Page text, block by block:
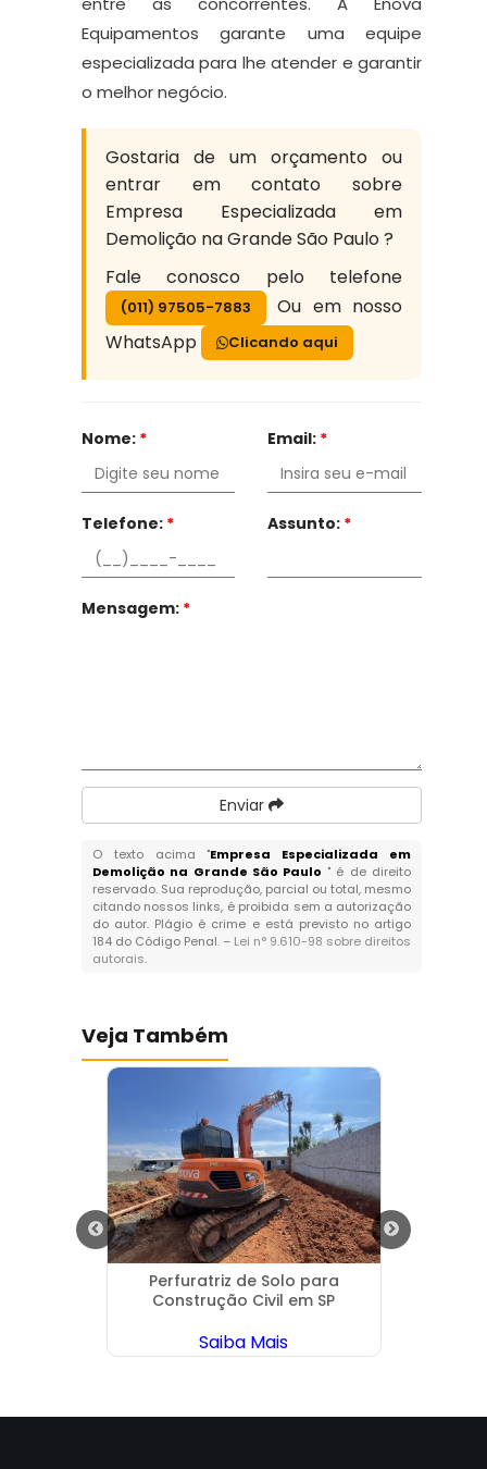
Equipamentos garante uma equipe
especializada para lhe atender e garantir
o melhor negócio.
Gostaria de um orçamento ou
entrar em contato sobre
Empresa Especializada em
Demolição na Grande São Paulo ?
Fale conosco pelo telefone
(011) 97505-7883
Ou em nosso
WhatsApp
Clicando aqui
Nome: * Email: *
Telefone: * Assunto: *
Mensagem: *
Enviar
O texto acima "Empresa Especializada em
Demolição na Grande São Paulo " é de direito
reservado. Sua reprodução, parcial ou total, mesmo
citando nossos links, é proibida sem a autorização
do autor. Plágio é crime e está previsto no artigo
184 do Código Penal. – Lei n° 9.610-98 sobre direitos
autorais.
Veja Também
Perfuratriz de Solo para
Construção Civil em SP
Saiba Mais